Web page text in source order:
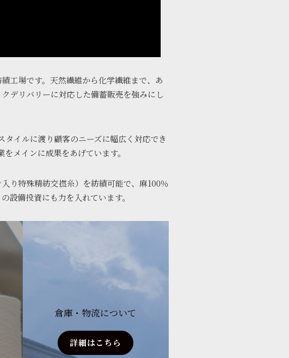
工場です。天然繊維から化学繊維まで、あ
デリバリーに対応した備蓄販売を強みにし
イルに渡り顧客のニーズに幅広く対応でき
メインに成果をあげています。
り特殊精紡交撚糸）を紡績可能で、麻100％
設備投資にも力を入れています。
倉庫・物流について
詳細はこちら